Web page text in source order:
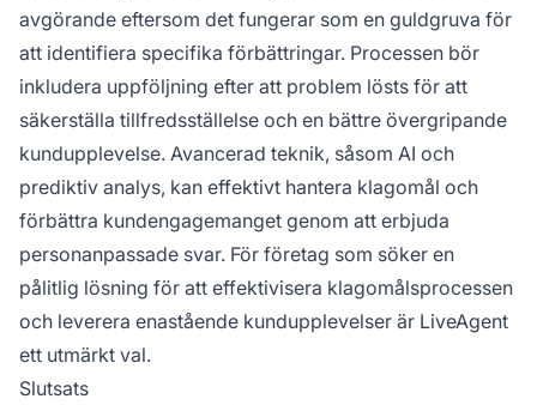
avgörande eftersom det fungerar som en guldgruva för
att identifiera specifika förbättringar. Processen bör
inkludera uppföljning efter att problem lösts för att
säkerställa tillfredsställelse och en bättre övergripande
kundupplevelse. Avancerad teknik, såsom AI och
prediktiv analys, kan effektivt hantera klagomål och
förbättra kundengagemanget genom att erbjuda
personanpassade svar. För företag som söker en
pålitlig lösning för att effektivisera klagomålsprocessen
och leverera enastående kundupplevelser är LiveAgent
ett utmärkt val.
Slutsats